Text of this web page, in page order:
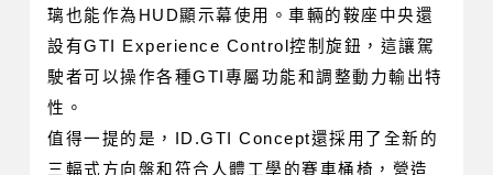
璃也能作為HUD顯示幕使用。車輛的鞍座中央還
設有GTI Experience Control控制旋鈕，這讓駕
駛者可以操作各種GTI專屬功能和調整動力輸出特
性。
值得一提的是，ID.GTI Concept還採用了全新的
三輻式方向盤和符合人體工學的賽車桶椅，營造